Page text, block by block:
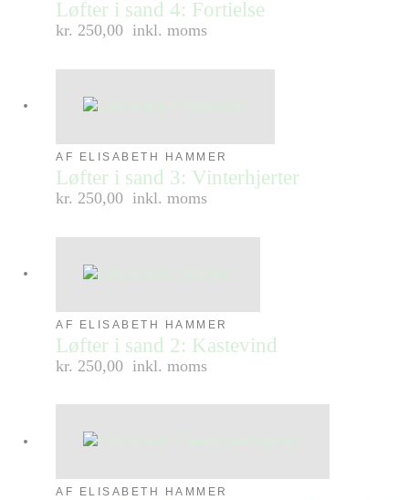
Løfter i sand 4: Fortielse
kr. 250,00 inkl. moms
AF ELISABETH HAMMER
Løfter i sand 3: Vinterhjerter
kr. 250,00 inkl. moms
AF ELISABETH HAMMER
Løfter i sand 2: Kastevind
kr. 250,00 inkl. moms
AF ELISABETH HAMMER